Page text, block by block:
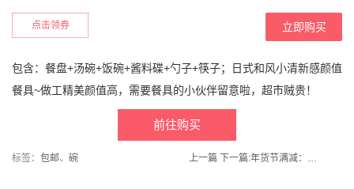
点击领券 立即购买
包含：餐盘+汤碗+饭碗+酱料碟+勺子+筷子；日式和风小清新感颜值
餐具~做工精美颜值高，需要餐具的小伙伴留意啦，超市贼贵！
前往购买
标签： 包邮、 碗 上一篇 下一篇: 年货节满减：【共禾京品旗舰店】周大福联名龙年保温杯